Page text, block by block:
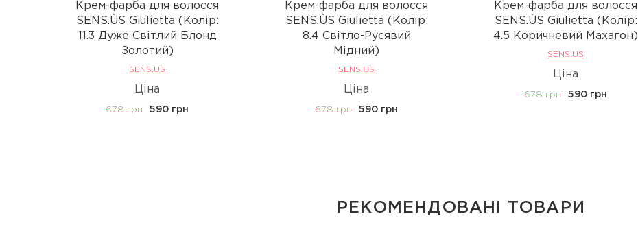
Крем-фарба для волосся
SENS.ÙS Giulietta (Колір:
11.3 Дуже Світлий Блонд
Золотий)
SENS.US
Ціна
678 грн 590 грн
Крем-фарба для волосся
SENS.ÙS Giulietta (Колір:
8.4 Світло-Русявий
Мідний)
SENS.US
Ціна
678 грн 590 грн
Крем-фарба для волосся
SENS.ÙS Giulietta (Колір:
4.5 Коричневий Махагон)
SENS.US
Ціна
678 грн 590 грн
РЕКОМЕНДОВАНІ ТОВАРИ